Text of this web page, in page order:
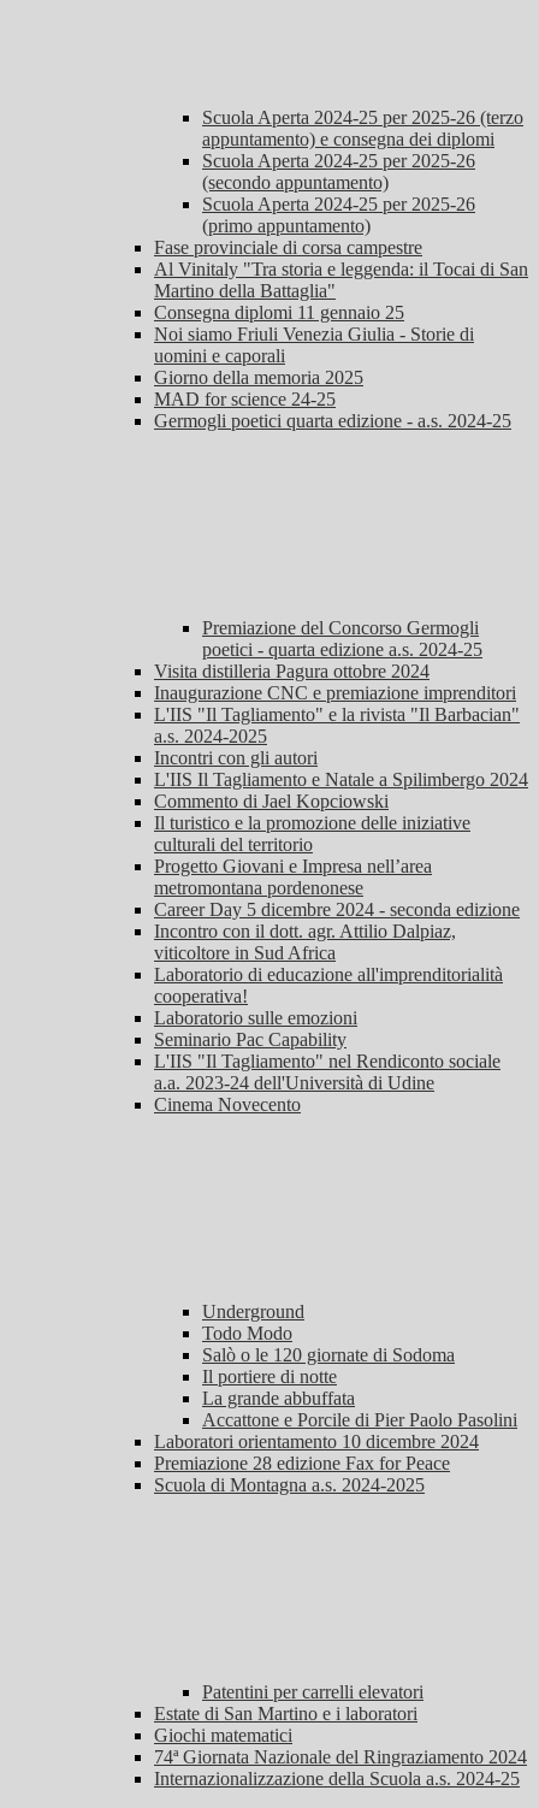
Scuola Aperta 2024-25 per 2025-26 (terzo
appuntamento) e consegna dei diplomi
Scuola Aperta 2024-25 per 2025-26
(secondo appuntamento)
Scuola Aperta 2024-25 per 2025-26
(primo appuntamento)
Fase provinciale di corsa campestre
Al Vinitaly "Tra storia e leggenda: il Tocai di San
Martino della Battaglia"
Consegna diplomi 11 gennaio 25
Noi siamo Friuli Venezia Giulia - Storie di
uomini e caporali
Giorno della memoria 2025
MAD for science 24-25
Germogli poetici quarta edizione - a.s. 2024-25
Premiazione del Concorso Germogli
poetici - quarta edizione a.s. 2024-25
Visita distilleria Pagura ottobre 2024
Inaugurazione CNC e premiazione imprenditori
L'IIS "Il Tagliamento" e la rivista "Il Barbacian"
a.s. 2024-2025
Incontri con gli autori
L'IIS Il Tagliamento e Natale a Spilimbergo 2024
Commento di Jael Kopciowski
Il turistico e la promozione delle iniziative
culturali del territorio
Progetto Giovani e Impresa nell’area
metromontana pordenonese
Career Day 5 dicembre 2024 - seconda edizione
Incontro con il dott. agr. Attilio Dalpiaz,
viticoltore in Sud Africa
Laboratorio di educazione all'imprenditorialità
cooperativa!
Laboratorio sulle emozioni
Seminario Pac Capability
L'IIS "Il Tagliamento" nel Rendiconto sociale
a.a. 2023-24 dell'Università di Udine
Cinema Novecento
Underground
Todo Modo
Salò o le 120 giornate di Sodoma
Il portiere di notte
La grande abbuffata
Accattone e Porcile di Pier Paolo Pasolini
Laboratori orientamento 10 dicembre 2024
Premiazione 28 edizione Fax for Peace
Scuola di Montagna a.s. 2024-2025
Patentini per carrelli elevatori
Estate di San Martino e i laboratori
Giochi matematici
74ª Giornata Nazionale del Ringraziamento 2024
Internazionalizzazione della Scuola a.s. 2024-25